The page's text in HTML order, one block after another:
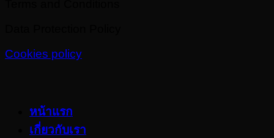
Cookies policy
หน้าแรก
เกี่ยวกับเรา